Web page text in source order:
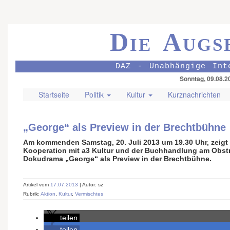
Die
DAZ - Unabhängige
Sonntag,
Startseite Politik Kultur Kurznachrichten
„George“ als Preview in der Brechtbühne
Am kommenden Samstag, 20. Juli 2013 um 19.30 Uhr,
Kooperation mit a3 Kultur und der Buchhandlung am
Dokudrama „George“ als Preview in der Brechtbühne.
Artikel vom 17.07.2013 | Autor: sz
Rubrik: Aktion Kultur, Vermischtes
teilen